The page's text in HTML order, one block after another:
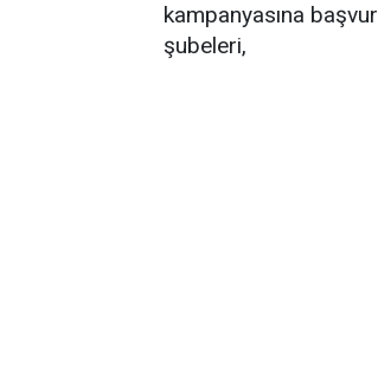
kampanyasına
şubeleri,